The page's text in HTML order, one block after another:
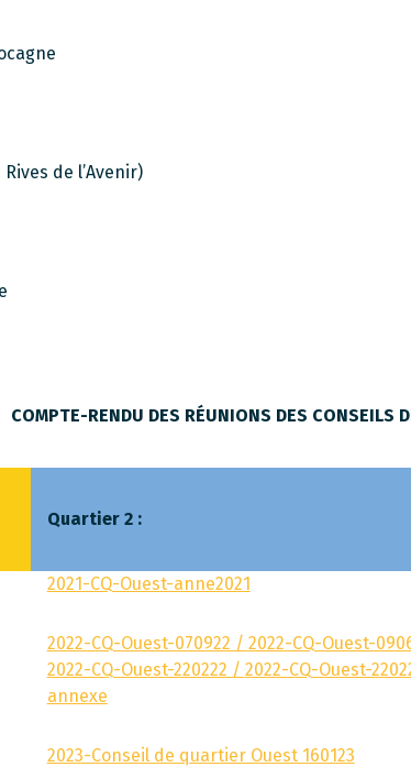
de l’Avenir)
COMPTE-RENDU DES RÉUNIONS DES CONSEILS
Quartier 2 :
2021-CQ-Ouest-anne2021
2022-CQ-Ouest-070922 / 2022-CQ-Ouest-
2022-CQ-Ouest-220222 / 2022-CQ-Ouest-
annexe
2023-Conseil de quartier Ouest 160123